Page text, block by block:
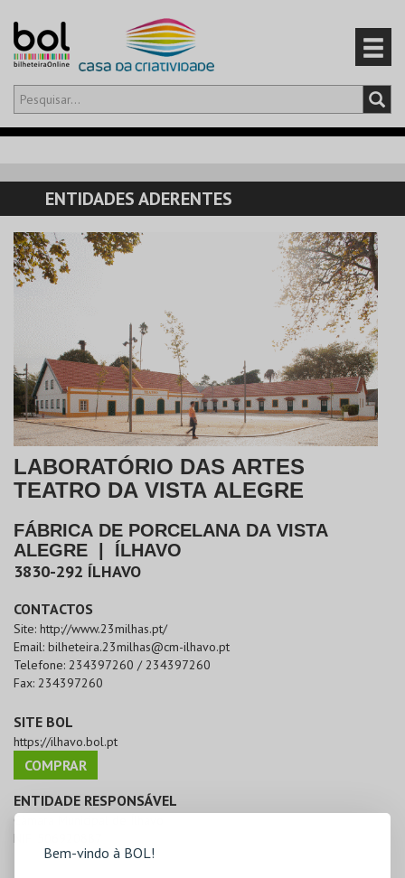
Bem-vindo à BOL!
Olá,iniciar sessão
CARRINHO
EVENTOS
CARTÕES
ENTIDADES ADERENTES
LABORATÓRIO DAS ARTES
TEATRO DA VISTA ALEGRE
FÁBRICA DE PORCELANA DA VISTA
ALEGRE
ÍLHAVO
3830-292 ÍLHAVO
CONTACTOS
Site: http://www.23milhas.pt/
Email: bilheteira.23milhas@cm-ilhavo.pt
Telefone: 234397260 / 234397260
Fax: 234397260
SITE BOL
https://ilhavo.bol.pt
COMPRAR
ENTIDADE RESPONSÁVEL
Câmara Municipal de Ílhavo
NIF: